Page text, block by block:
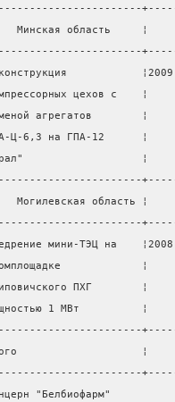
Минская область
цехов
агрегатов
Ц-6,3 на ГПА-12
¦
Могилевская
мини-ТЭЦ на
ПХГ
1 МВт
¦